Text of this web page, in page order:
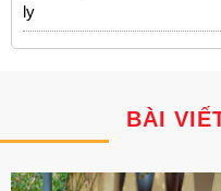
ly
BÀI